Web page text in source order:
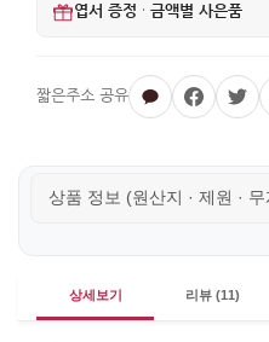
엽서 증정 · 금액별 사은품
상품 정보 (원산지 · 제원 ·
상세보기 리뷰 (11)